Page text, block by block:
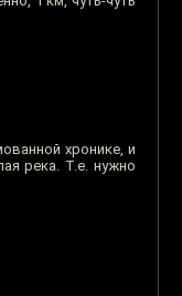
хронике, и
река. Т.е. нужно